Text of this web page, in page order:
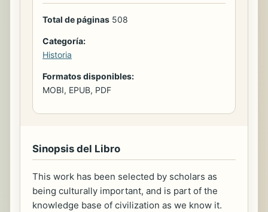
Total de páginas 508
Categoría:
Historia
Formatos disponibles:
MOBI, EPUB, PDF
Sinopsis del Libro
This work has been selected by scholars as
being culturally important, and is part of the
knowledge base of civilization as we know it.